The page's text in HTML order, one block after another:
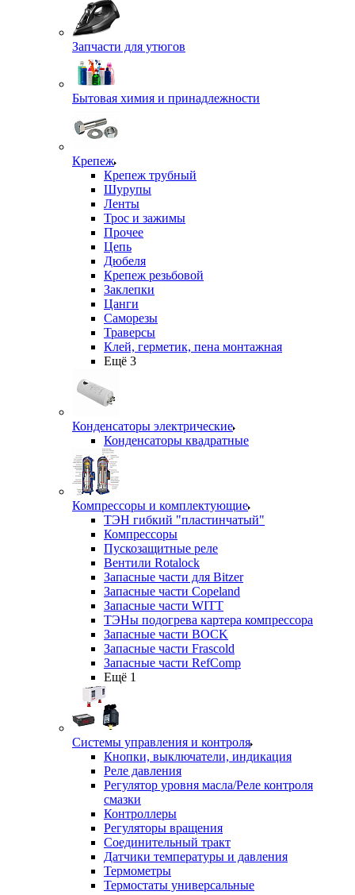
Запчасти для утюгов
Бытовая химия и принадлежности
Крепеж
Крепеж трубный
Шурупы
Ленты
Трос и зажимы
Прочее
Цепь
Дюбеля
Крепеж резьбовой
Заклепки
Цанги
Саморезы
Траверсы
Клей, герметик, пена монтажная
Ещё 3
Конденсаторы электрические
Конденсаторы квадратные
Компрессоры и комплектующие
ТЭН гибкий "пластинчатый"
Компрессоры
Пускозащитные реле
Вентили Rotalock
Запасные части для Bitzer
Запасные части Copeland
Запасные части WITT
ТЭНы подогрева картера компрессора
Запасные части BOCK
Запасные части Frascold
Запасные части RefComp
Ещё 1
Системы управления и контроля
Кнопки, выключатели, индикация
Реле давления
Регулятор уровня масла/Реле контроля
смазки
Контроллеры
Регуляторы вращения
Соединительный тракт
Датчики температуры и давления
Термометры
Термостаты универсальные